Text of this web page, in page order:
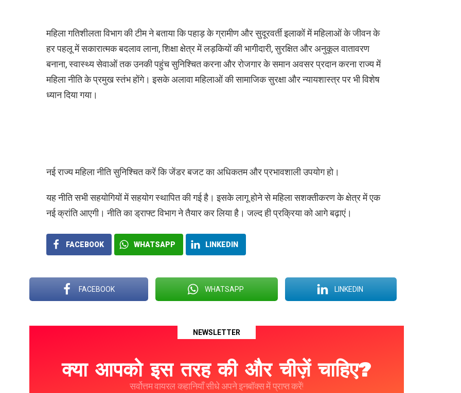
महिला गतिशीलता विभाग की टीम ने बताया कि पहाड़ के ग्रामीण और सुदूरवर्ती इलाकों में महिलाओं के जीवन के
हर पहलू में सकारात्मक बदलाव लाना, शिक्षा क्षेत्र में लड़कियों की भागीदारी, सुरक्षित और अनुकूल वातावरण
बनाना, स्वास्थ्य सेवाओं तक उनकी पहुंच सुनिश्चित करना और रोजगार के समान अवसर प्रदान करना राज्य में
महिला नीति के प्रमुख स्तंभ होंगे। इसके अलावा महिलाओं की सामाजिक सुरक्षा और न्यायशास्त्र पर भी विशेष
ध्यान दिया गया।
नई राज्य महिला नीति सुनिश्चित करें कि जेंडर बजट का अधिकतम और प्रभावशाली उपयोग हो।
यह नीति सभी सहयोगियों में सहयोग स्थापित की गई है। इसके लागू होने से महिला सशक्तीकरण के क्षेत्र में एक
नई क्रांति आएगी। नीति का ड्राफ्ट विभाग ने तैयार कर लिया है। जल्द ही प्रक्रिया को आगे बढ़ाएं।
FACEBOOK WHATSAPP LINKEDIN
FACEBOOK WHATSAPP LINKEDIN
NEWSLETTER
क्या आपको इस तरह की और चीज़ें चाहिए?
सर्वोत्तम वायरल कहानियाँ सीधे अपने इनबॉक्स में प्राप्त करें!